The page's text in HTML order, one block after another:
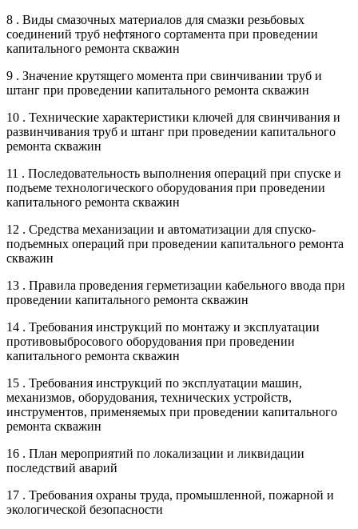
8 . Виды смазочных материалов для смазки резьбовых
соединений труб нефтяного сортамента при проведении
капитального ремонта скважин
9 . Значение крутящего момента при свинчивании труб и
штанг при проведении капитального ремонта скважин
10 . Технические характеристики ключей для свинчивания и
развинчивания труб и штанг при проведении капитального
ремонта скважин
11 . Последовательность выполнения операций при спуске и
подъеме технологического оборудования при проведении
капитального ремонта скважин
12 . Средства механизации и автоматизации для спуско-
подъемных операций при проведении капитального ремонта
скважин
13 . Правила проведения герметизации кабельного ввода при
проведении капитального ремонта скважин
14 . Требования инструкций по монтажу и эксплуатации
противовыбросового оборудования при проведении
капитального ремонта скважин
15 . Требования инструкций по эксплуатации машин,
механизмов, оборудования, технических устройств,
инструментов, применяемых при проведении капитального
ремонта скважин
16 . План мероприятий по локализации и ликвидации
последствий аварий
17 . Требования охраны труда, промышленной, пожарной и
экологической безопасности